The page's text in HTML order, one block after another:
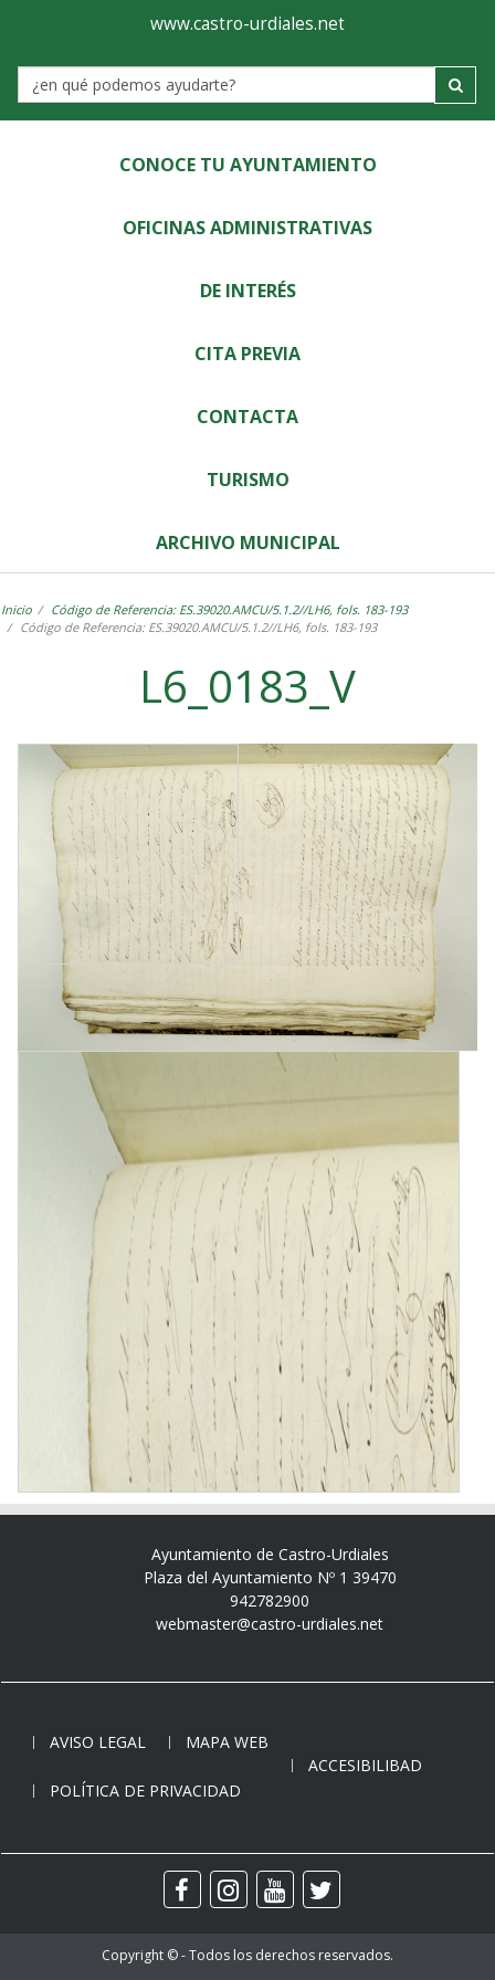
Ayuntamiento
de
Castro-
Urdiales
www.castro-urdiales.net
Label
CONOCE TU AYUNTAMIENTO
OFICINAS ADMINISTRATIVAS
DE INTERÉS
CITA PREVIA
CONTACTA
TURISMO
ARCHIVO MUNICIPAL
Inicio
Código de Referencia: ES.39020.AMCU/5.1.2//LH6, fols. 183-193
Código de Referencia: ES.39020.AMCU/5.1.2//LH6, fols. 183-193
L6_0183_V
Ayuntamiento de Castro-Urdiales
Plaza del Ayuntamiento Nº 1 39470
942782900
webmaster@castro-urdiales.net
AVISO LEGAL
MAPA WEB
ACCESIBILIBAD
POLÍTICA DE PRIVACIDAD
Copyright © - Todos los derechos reservados.